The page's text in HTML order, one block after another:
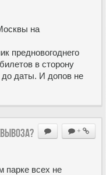
на
предновогоднего
в сторону
даты. И допов не
+
парке всех не